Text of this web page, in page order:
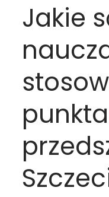
Jakie